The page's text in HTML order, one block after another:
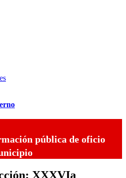
pública de oficio
XXXVIa